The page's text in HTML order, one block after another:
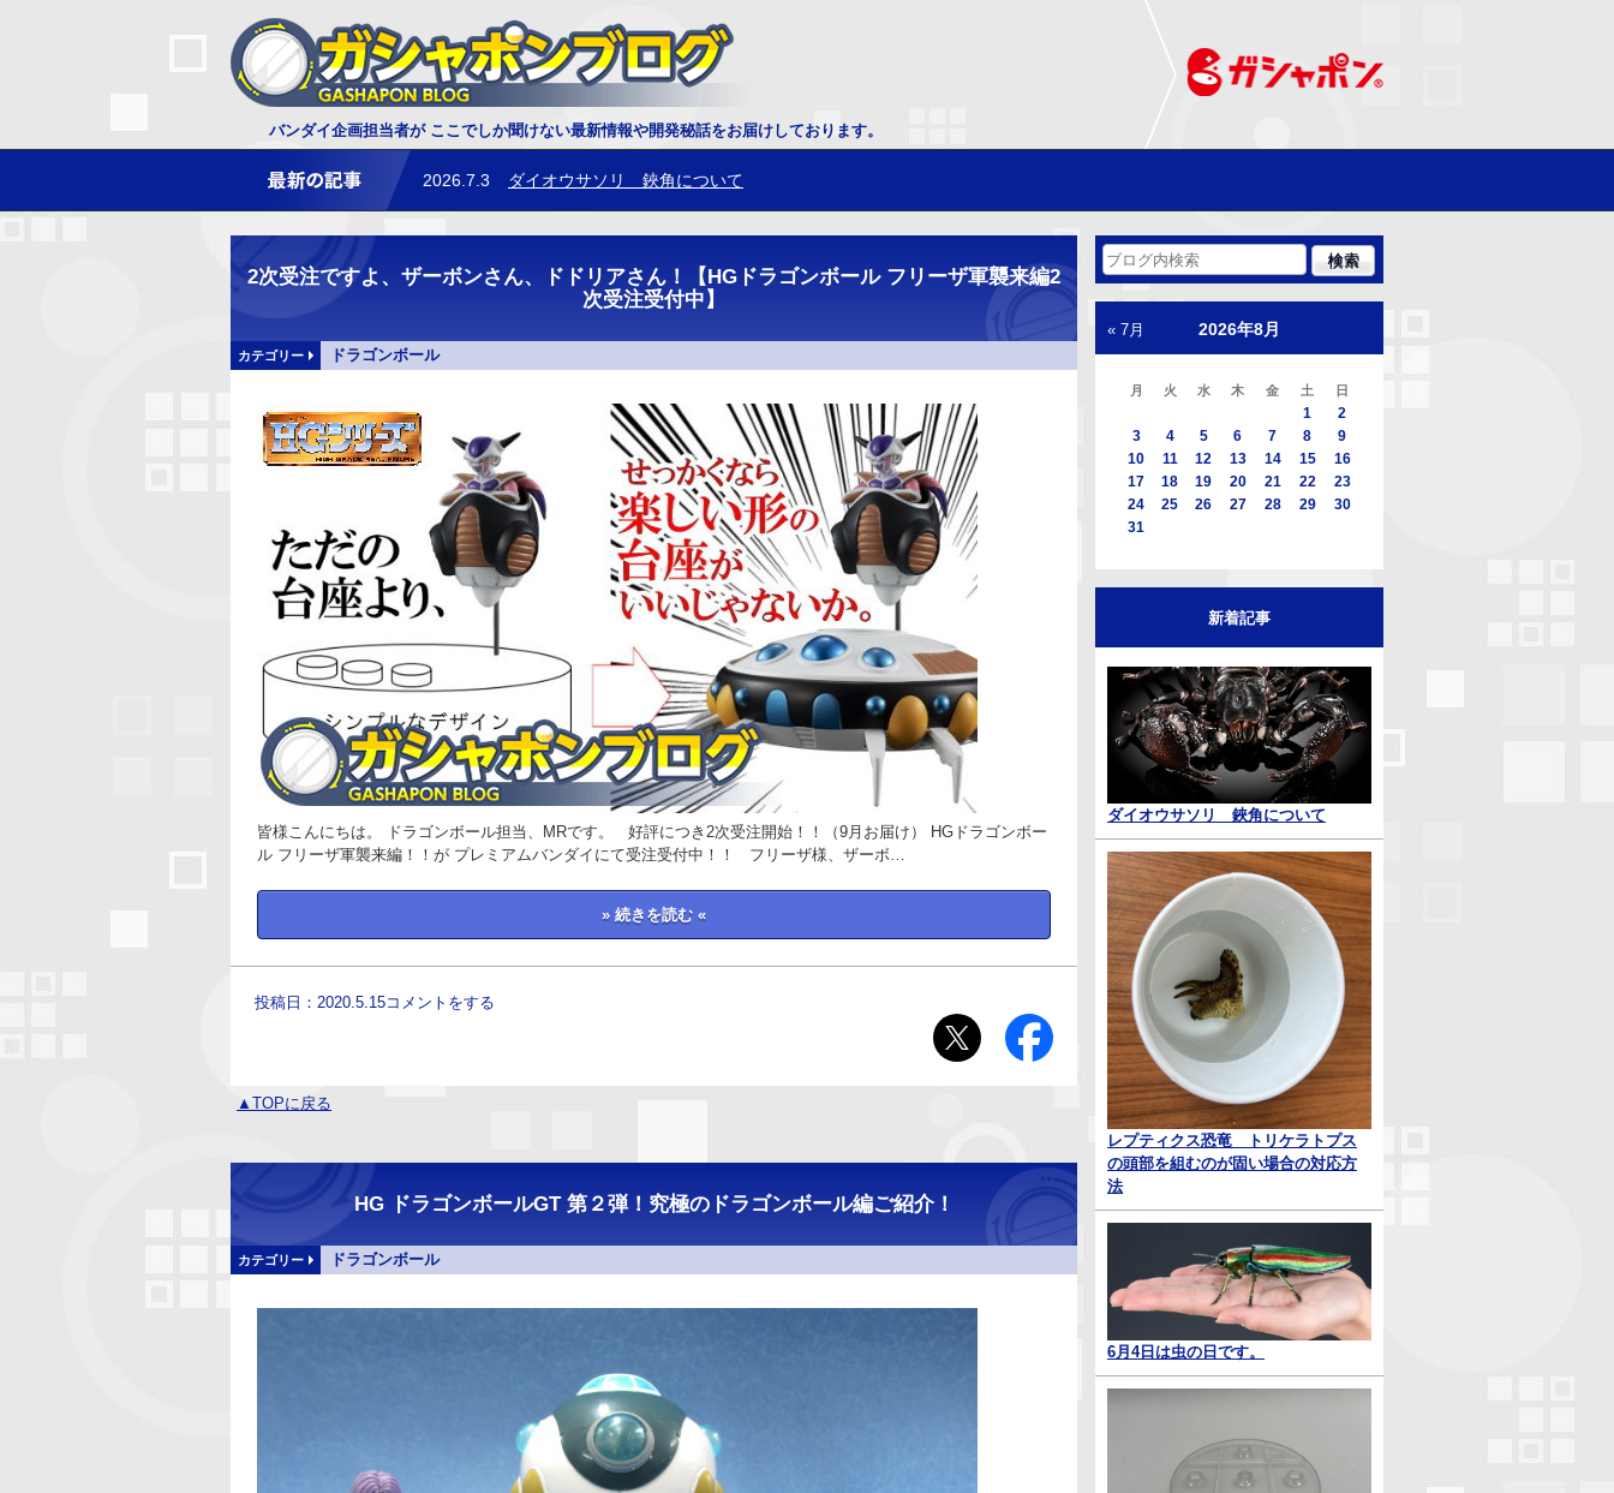
バンダイ企画担当者が ここでしか聞けない最新情報や開発秘話をお届けしております。
2026.7.3 ダイオウサソリ 鋏角について
2026.6.25 レプティクス恐竜 トリケラトプスの頭部を組むのが固い場合の対応方法
2026年8月
月 火 水 木 金 土 日
1
2
3
4 5 6 7 8
9
10
11 12 13 14 15
16
17
18 19 20 21 22
23
24
25 26 27 28 29
30
31
« 7月
新着記事
ダイオウサソリ 鋏角について
レプティクス恐竜 トリケラトプス
の頭部を組むのが固い場合の対応方
法
6月4日は虫の日です。
2次受注ですよ、ザーボンさん、ドドリアさん！【HGドラゴンボール フリーザ軍襲来編2
次受注受付中】
カテゴリー ドラゴンボール
皆様こんにちは。 ドラゴンボール担当、MRです。 好評につき2次受注開始！！（9月お届け） HGドラゴンボー
ル フリーザ軍襲来編！！が プレミアムバンダイにて受注受付中！！ フリーザ様、ザーボ…
» 続きを読む «
投稿日：2020.5.15コメントをする
▲TOPに戻る
HG ドラゴンボールGT 第２弾！究極のドラゴンボール編ご紹介！
カテゴリー ドラゴンボール